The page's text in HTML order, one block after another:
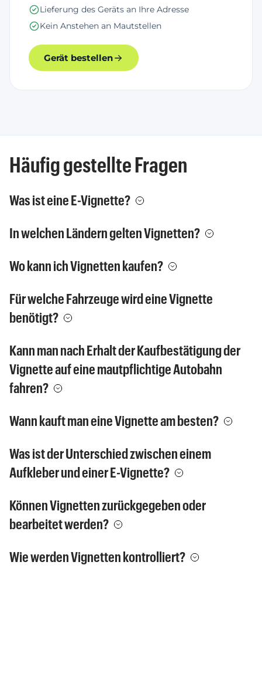
Lieferung des Geräts an Ihre Adresse
Kein Anstehen an Mautstellen
Gerät bestellen
Häufig gestellte Fragen
Was ist eine E-Vignette?
In welchen Ländern gelten Vignetten?
Wo kann ich Vignetten kaufen?
Für welche Fahrzeuge wird eine Vignette
benötigt?
Kann man nach Erhalt der Kaufbestätigung der
Vignette auf eine mautpflichtige Autobahn
fahren?
Wann kauft man eine Vignette am besten?
Was ist der Unterschied zwischen einem
Aufkleber und einer E-Vignette?
Können Vignetten zurückgegeben oder
bearbeitet werden?
Wie werden Vignetten kontrolliert?